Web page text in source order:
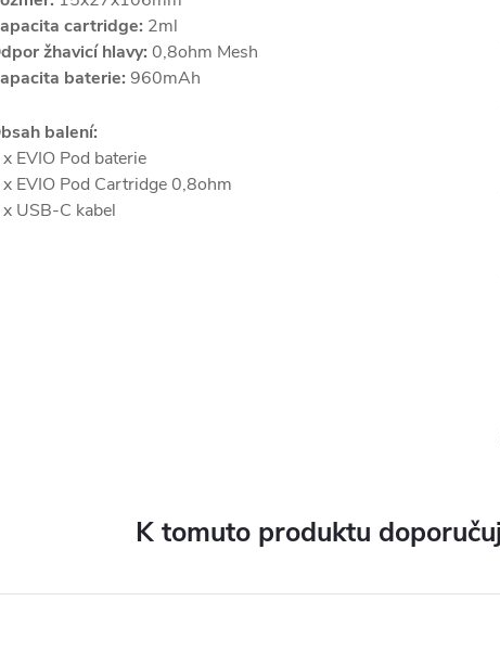
cartridge: 2ml
žhavicí hlavy: 0,8ohm Mesh
baterie: 960mAh
balení:
x EVIO Pod baterie
EVIO Pod Cartridge 0,8ohm
x USB-C kabel
K tomuto produktu